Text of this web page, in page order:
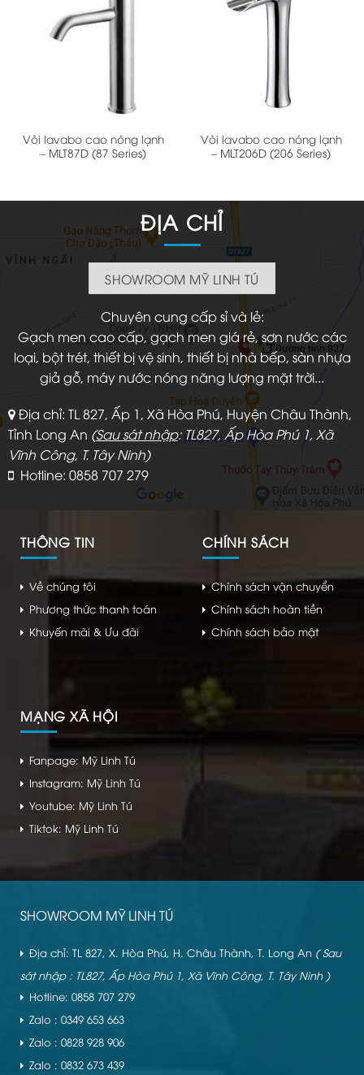
Vòi lavabo cao nóng lạnh
– MLT87D (87 Series)
Vòi lavabo cao nóng lạnh
– MLT206D (206 Series)
ĐỊA CHỈ
SHOWROOM MỸ LINH TÚ
Chuyên cung cấp sỉ và lẻ:
Gạch men cao cấp, gạch men giá rẻ, sơn nước các
loại, bột trét, thiết bị vệ sinh, thiết bị nhà bếp, sàn nhựa
giả gỗ, máy nước nóng năng lượng mặt trời...
Địa chỉ: TL 827, Ấp 1, Xã Hòa Phú, Huyện Châu Thành,
Tỉnh Long An (Sau sát nhập: TL827, Ấp Hòa Phú 1, Xã
Vĩnh Công, T. Tây Ninh)
Hotline: 0858 707 279
THÔNG TIN
Về chúng tôi
Phương thức thanh toán
Khuyến mãi & Ưu đãi
CHÍNH SÁCH
Chính sách vận chuyển
Chính sách hoàn tiền
Chính sách bảo mật
MẠNG XÃ HỘI
Fanpage: Mỹ Linh Tú
Instagram: Mỹ Linh Tú
Youtube: Mỹ Linh Tú
Tiktok: Mỹ Linh Tú
SHOWROOM MỸ LINH TÚ
Địa chỉ: TL 827, X. Hòa Phú, H. Châu Thành, T. Long An ( Sau
sát nhập : TL827, Ấp Hòa Phú 1, Xã Vĩnh Công, T. Tây Ninh )
Hotline: 0858 707 279
Zalo : 0349 653 663
Zalo : 0828 928 906
Zalo : 0832 673 439